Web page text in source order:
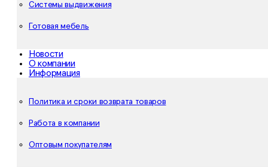
Системы выдвижения
Готовая мебель
Новости
О компании
Информация
Политика и сроки возврата товаров
Работа в компании
Оптовым покупателям